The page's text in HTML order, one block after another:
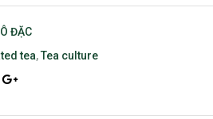
ĐẶC
tea,Tea culture